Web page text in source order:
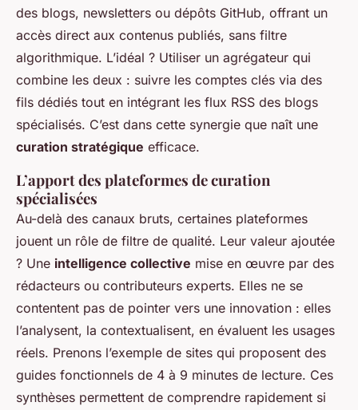
des blogs, newsletters ou dépôts GitHub, offrant un
accès direct aux contenus publiés, sans filtre
algorithmique. L’idéal ? Utiliser un agrégateur qui
combine les deux : suivre les comptes clés via des
fils dédiés tout en intégrant les flux RSS des blogs
spécialisés. C’est dans cette synergie que naît une
curation stratégique efficace.
L’apport des plateformes de curation
spécialisées
Au-delà des canaux bruts, certaines plateformes
jouent un rôle de filtre de qualité. Leur valeur ajoutée
? Une intelligence collective mise en œuvre par des
rédacteurs ou contributeurs experts. Elles ne se
contentent pas de pointer vers une innovation : elles
l’analysent, la contextualisent, en évaluent les usages
réels. Prenons l’exemple de sites qui proposent des
guides fonctionnels de 4 à 9 minutes de lecture. Ces
synthèses permettent de comprendre rapidement si